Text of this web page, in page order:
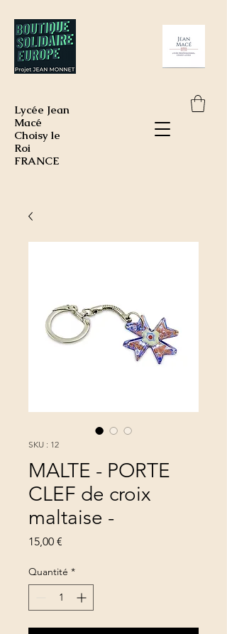
Lycée Jean
Macé
Choisy le
Roi
FRANCE
SKU : 12
MALTE - PORTE
CLEF de croix
maltaise -
15,00 €
Quantité *